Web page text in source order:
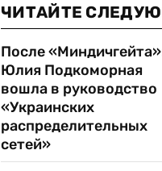
ЧИТАЙТЕ
После
Юлия Подкоморная
вошла в руководство
«Украинских
распределительных
сетей»